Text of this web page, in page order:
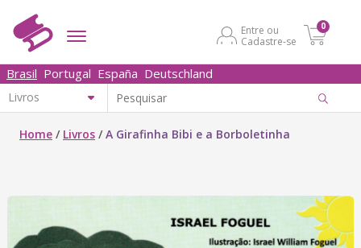
Entre ou
Cadastre-se
0
Brasil Portugal España Deutschland
Home / Livros /A Girafinha Bibi e a Borboletinha